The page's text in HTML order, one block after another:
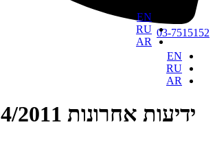
03-
EN
RU
AR
RU
AR
ידיעות אחרונות 01/04/2011